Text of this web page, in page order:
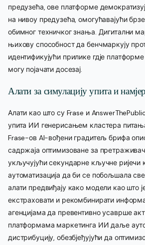
предузећа, ове платформе
на нивоу предузећа, омогућавајући
обимног техничког знања. Дигитални
њихову способност да бенчмаркују
идентификујући прилике гдје
могу појачати досезај.
Алати за симулацију упита и
Алати као што су Frase и
упита ИИ генерисањем кластера
Frase-ов AI-вођени градитељ брифа
садржаја оптимизоване за
укључујући секундарне кључне ријечи
аутоматизација да би се побољшала
алати предвиђају како модели као што
екстраховати и рекомбинирати
агенцијама да превентивно усаврше
платформама маркетинга ИИ даље
дистрибуцију, обезбјеђујући да